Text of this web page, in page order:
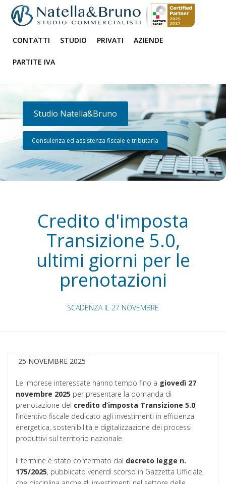
CONTATTI STUDIO PRIVATI AZIENDE
PARTITE IVA
Studio Natella&Bruno
Consulenza ed assistenza fiscale e tributaria
Credito d'imposta
Transizione 5.0,
ultimi giorni per le
prenotazioni
SCADENZA IL 27 NOVEMBRE
25 NOVEMBRE 2025
Le imprese interessate hanno tempo fino a giovedì 27
novembre 2025 per presentare la domanda di
prenotazione del credito d’imposta Transizione 5.0,
l’incentivo fiscale dedicato agli investimenti in efficienza
energetica, sostenibilità e digitalizzazione dei processi
produttivi sul territorio nazionale.
Il termine è stato confermato dal decreto legge n.
175/2025, pubblicato venerdì scorso in Gazzetta Ufficiale,